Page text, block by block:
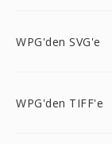
WPG'den SVG'e
WPG'den TIFF'e